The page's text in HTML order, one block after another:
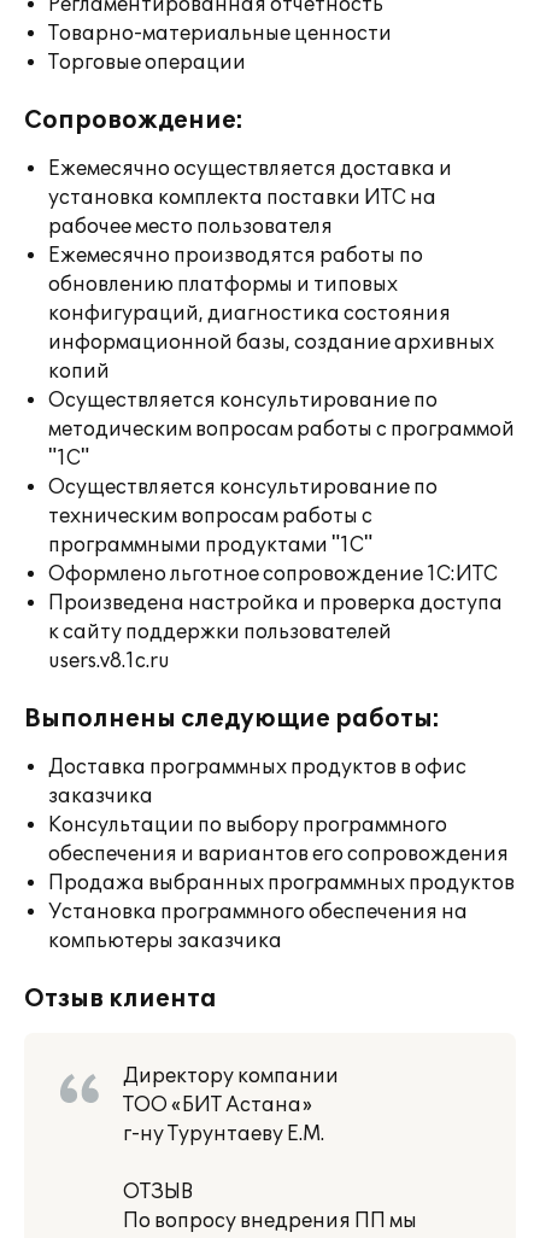
Регламентированная отчетность
Товарно-материальные ценности
Торговые операции
Сопровождение:
Ежемесячно осуществляется доставка и
установка комплекта поставки ИТС на
рабочее место пользователя
Ежемесячно производятся работы по
обновлению платформы и типовых
конфигураций, диагностика состояния
информационной базы, создание архивных
копий
Осуществляется консультирование по
методическим вопросам работы с программой
"1С"
Осуществляется консультирование по
техническим вопросам работы с
программными продуктами "1С"
Оформлено льготное сопровождение 1С:ИТС
Произведена настройка и проверка доступа
к сайту поддержки пользователей
users.v8.1c.ru
Выполнены следующие работы:
Доставка программных продуктов в офис
заказчика
Консультации по выбору программного
обеспечения и вариантов его сопровождения
Продажа выбранных программных продуктов
Установка программного обеспечения на
компьютеры заказчика
Отзыв клиента
Директору компании
ТОО «БИТ Астана»
г-ну Турунтаеву Е.М.
ОТЗЫВ
По вопросу внедрения ПП мы